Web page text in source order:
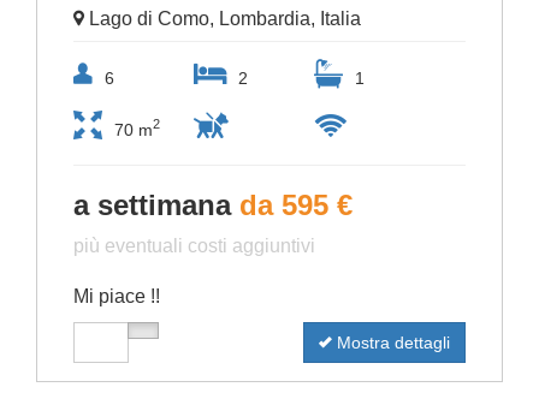
Lago di Como, Lombardia, Italia
6 2 1
70 m2
a settimana da 595 €
più eventuali costi aggiuntivi
Mi piace !!
Mostra dettagli